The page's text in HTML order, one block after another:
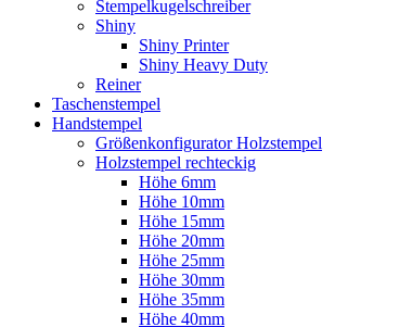
Stempelkugelschreiber
Shiny
Shiny Printer
Shiny Heavy Duty
Reiner
Taschenstempel
Handstempel
Größenkonfigurator Holzstempel
Holzstempel rechteckig
Höhe 6mm
Höhe 10mm
Höhe 15mm
Höhe 20mm
Höhe 25mm
Höhe 30mm
Höhe 35mm
Höhe 40mm